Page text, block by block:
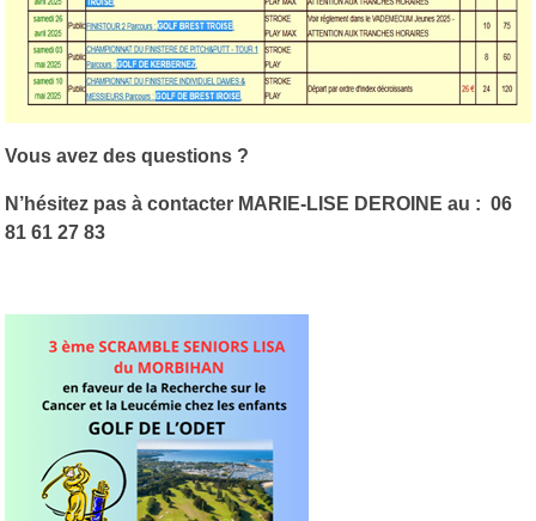
Vous avez des questions ?
N’hésitez pas à contacter MARIE-LISE DEROINE au : 06
81 61 27 83